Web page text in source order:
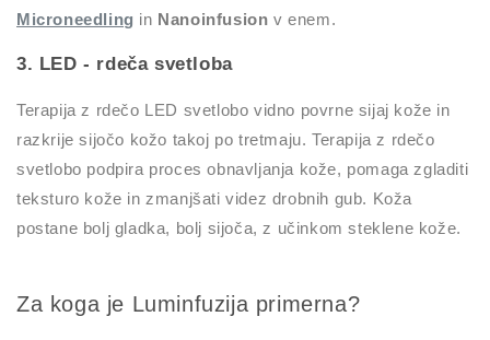
Microneedling in Nanoinfusion v enem.
3. LED - rdeča svetloba
Terapija z rdečo LED svetlobo vidno povrne sijaj kože in
razkrije sijočo kožo takoj po tretmaju. Terapija z rdečo
svetlobo podpira proces obnavljanja kože, pomaga zgladiti
teksturo kože in zmanjšati videz drobnih gub. Koža
postane bolj gladka, bolj sijoča, z učinkom steklene kože.
Za koga je Luminfuzija primerna?